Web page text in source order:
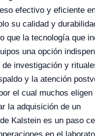
efectivo y eficiente
su calidad y
que la tecnología que
una opción
investigación y
y la atención
el cual muchos eligen
la adquisición de un
Kalstein es un paso